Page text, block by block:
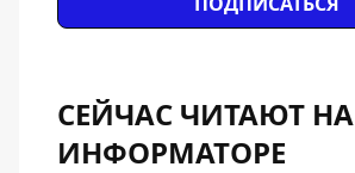
СЕЙЧАС ЧИТАЮТ НА
ИНФОРМАТОРЕ